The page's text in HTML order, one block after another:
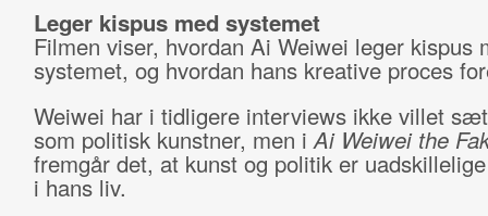
Leger kispus med systemet
Filmen viser, hvordan Ai Weiwei leger kispus
systemet, og hvordan hans kreative proces
Weiwei har i tidligere interviews ikke villet
som politisk kunstner, men iAi Weiwei the
fremgår det, at kunst og politik er
i hans liv.